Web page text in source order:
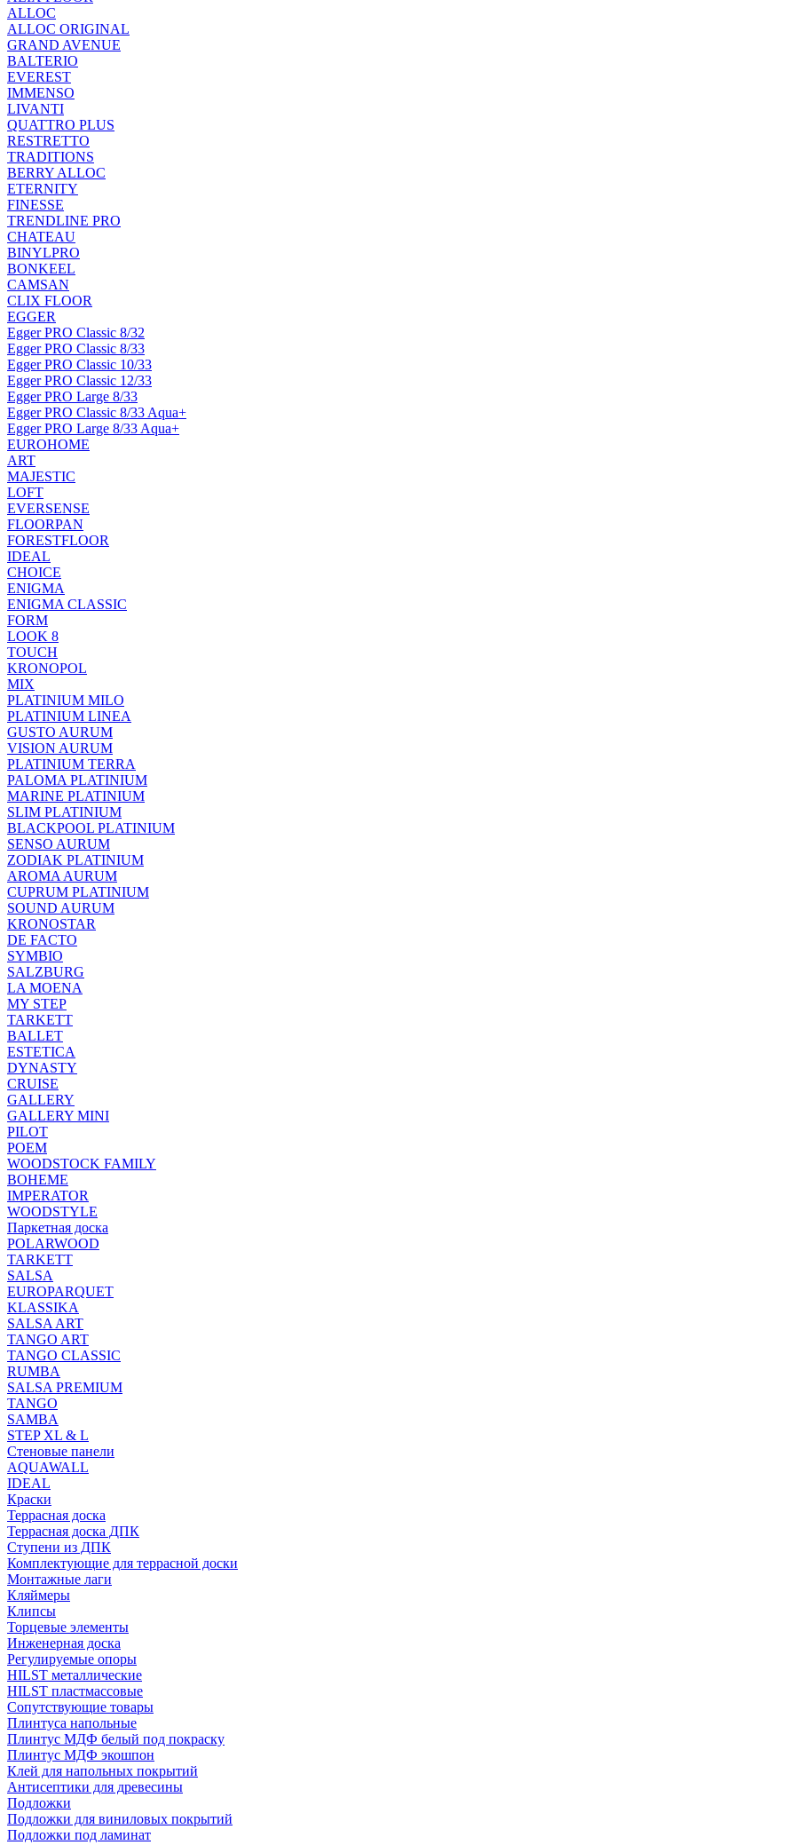
ALLOC
ALLOC ORIGINAL
GRAND AVENUE
BALTERIO
EVEREST
IMMENSO
LIVANTI
QUATTRO PLUS
RESTRETTO
TRADITIONS
BERRY ALLOC
ETERNITY
FINESSE
TRENDLINE PRO
CHATEAU
BINYLPRO
BONKEEL
CAMSAN
CLIX FLOOR
EGGER
Egger PRO Classic 8/32
Egger PRO Classic 8/33
Egger PRO Classic 10/33
Egger PRO Classic 12/33
Egger PRO Large 8/33
Egger PRO Classic 8/33 Aqua+
Egger PRO Large 8/33 Aqua+
EUROHOME
ART
MAJESTIC
LOFT
EVERSENSE
FLOORPAN
FORESTFLOOR
IDEAL
CHOICE
ENIGMA
ENIGMA CLASSIC
FORM
LOOK 8
TOUCH
KRONOPOL
MIX
PLATINIUM MILO
PLATINIUM LINEA
GUSTO AURUM
VISION AURUM
PLATINIUM TERRA
PALOMA PLATINIUM
MARINE PLATINIUM
SLIM PLATINIUM
BLACKPOOL PLATINIUM
SENSO AURUM
ZODIAK PLATINIUM
AROMA AURUM
CUPRUM PLATINIUM
SOUND AURUM
KRONOSTAR
DE FACTO
SYMBIO
SALZBURG
LA MOENA
MY STEP
TARKETT
BALLET
ESTETICA
DYNASTY
CRUISE
GALLERY
GALLERY MINI
PILOT
POEM
WOODSTOCK FAMILY
BOHEME
IMPERATOR
WOODSTYLE
Паркетная доска
POLARWOOD
TARKETT
SALSA
EUROPARQUET
KLASSIKA
SALSA ART
TANGO ART
TANGO CLASSIC
RUMBA
SALSA PREMIUM
TANGO
SAMBA
STEP XL & L
Стеновые панели
AQUAWALL
IDEAL
Краски
Террасная доска
Террасная доска ДПК
Ступени из ДПК
Комплектующие для террасной доски
Монтажные лаги
Кляймеры
Клипсы
Торцевые элементы
Инженерная доска
Регулируемые опоры
HILST металлические
HILST пластмассовые
Сопутствующие товары
Плинтуса напольные
Плинтус МДФ белый под покраску
Плинтус МДФ экошпон
Клей для напольных покрытий
Антисептики для древесины
Подложки
Подложки для виниловых покрытий
Подложки под ламинат